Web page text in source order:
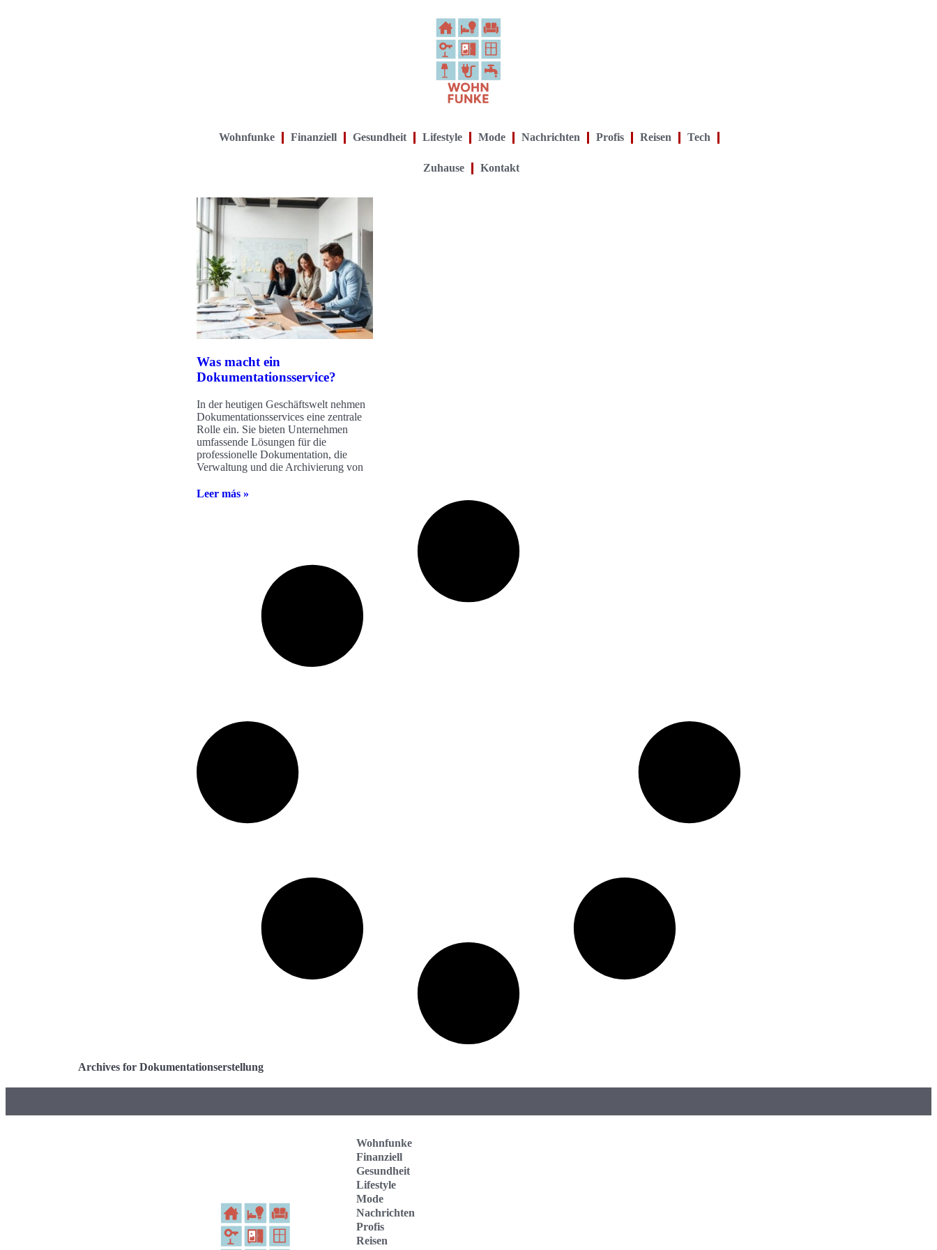
Wohnfunke Finanziell Gesundheit Lifestyle Mode Nachrichten Profis Reisen Tech
Zuhause Kontakt
Was macht ein
Dokumentationsservice?
In der heutigen Geschäftswelt nehmen
Dokumentationsservices eine zentrale
Rolle ein. Sie bieten Unternehmen
umfassende Lösungen für die
professionelle Dokumentation, die
Verwaltung und die Archivierung von
Leer más »
Archives for Dokumentationserstellung
Wohnfunke
Finanziell
Gesundheit
Lifestyle
Mode
Nachrichten
Profis
Reisen